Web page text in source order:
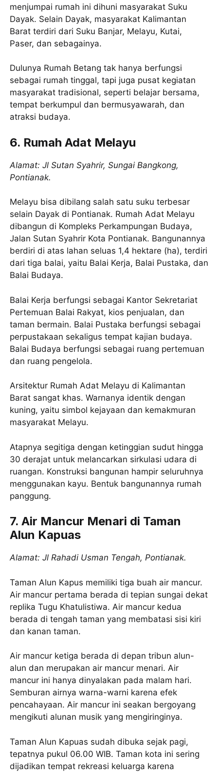
menjumpai rumah ini dihuni masyarakat Suku
Dayak. Selain Dayak, masyarakat Kalimantan
Barat terdiri dari Suku Banjar, Melayu, Kutai,
Paser, dan sebagainya.
Dulunya Rumah Betang tak hanya berfungsi
sebagai rumah tinggal, tapi juga pusat kegiatan
masyarakat tradisional, seperti belajar bersama,
tempat berkumpul dan bermusyawarah, dan
atraksi budaya.
6. Rumah Adat Melayu
Alamat: Jl Sutan Syahrir, Sungai Bangkong,
Pontianak.
Melayu bisa dibilang salah satu suku terbesar
selain Dayak di Pontianak. Rumah Adat Melayu
dibangun di Kompleks Perkampungan Budaya,
Jalan Sutan Syahrir Kota Pontianak. Bangunannya
berdiri di atas lahan seluas 1,4 hektare (ha), terdiri
dari tiga balai, yaitu Balai Kerja, Balai Pustaka, dan
Balai Budaya.
Balai Kerja berfungsi sebagai Kantor Sekretariat
Pertemuan Balai Rakyat, kios penjualan, dan
taman bermain. Balai Pustaka berfungsi sebagai
perpustakaan sekaligus tempat kajian budaya.
Balai Budaya berfungsi sebagai ruang pertemuan
dan ruang pengelola.
Arsitektur Rumah Adat Melayu di Kalimantan
Barat sangat khas. Warnanya identik dengan
kuning, yaitu simbol kejayaan dan kemakmuran
masyarakat Melayu.
Atapnya segitiga dengan ketinggian sudut hingga
30 derajat untuk melancarkan sirkulasi udara di
ruangan. Konstruksi bangunan hampir seluruhnya
menggunakan kayu. Bentuk bangunannya rumah
panggung.
7. Air Mancur Menari di Taman
Alun Kapuas
Alamat: Jl Rahadi Usman Tengah, Pontianak.
Taman Alun Kapus memiliki tiga buah air mancur.
Air mancur pertama berada di tepian sungai dekat
replika Tugu Khatulistiwa. Air mancur kedua
berada di tengah taman yang membatasi sisi kiri
dan kanan taman.
Air mancur ketiga berada di depan tribun alun-
alun dan merupakan air mancur menari. Air
mancur ini hanya dinyalakan pada malam hari.
Semburan airnya warna-warni karena efek
pencahayaan. Air mancur ini seakan bergoyang
mengikuti alunan musik yang mengiringinya.
Taman Alun Kapuas sudah dibuka sejak pagi,
tepatnya pukul 06.00 WIB. Taman kota ini sering
dijadikan tempat rekreasi keluarga karena